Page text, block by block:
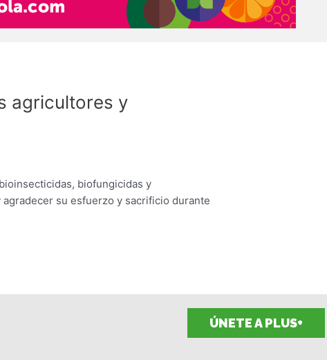
agricultores y
biofungicidas y
su esfuerzo y sacrificio durante
ÚNETE A PLUS+